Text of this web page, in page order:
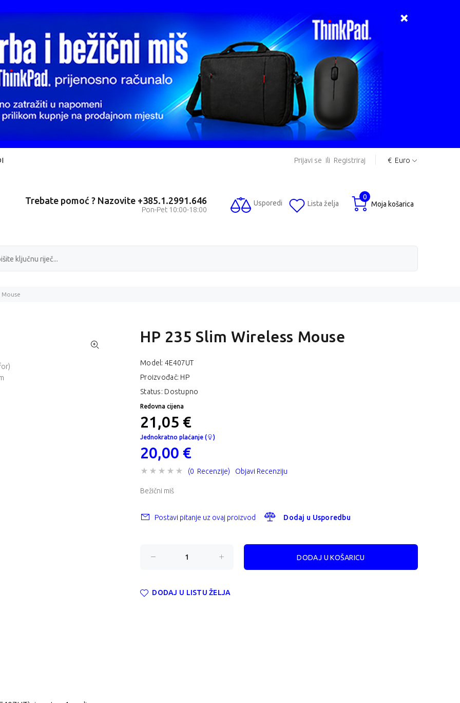
Prijavi se ili Registriraj € Euro
Trebate pomoć ? Nazovite +385.1.2991.646
Pon-Pet 10:00-18:00
Usporedi Lista želja Moja košarica
0
Mouse
HP 235 Slim Wireless Mouse
Model: 4E407UT
Proizvođač: HP
Status: Dostupno
Redovna cijena
21,05 €
Jednokratno plaćanje ( )
20,00 €
(0 Recenzije) Objavi Recenziju
Bežični miš
Postavi pitanje uz ovaj proizvod Dodaj u Usporedbu
DODAJ U LISTU ŽELJA